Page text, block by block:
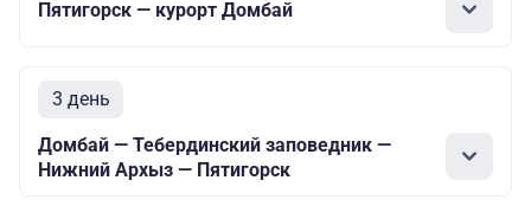
Пятигорск — курорт Домбай
3 день
Домбай — Тебердинский заповедник —
Нижний Архыз — Пятигорск